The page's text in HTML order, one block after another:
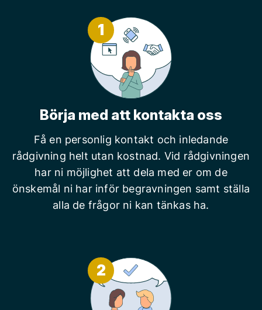
1
Börja med att kontakta oss
Få en personlig kontakt och inledande
rådgivning helt utan kostnad. Vid rådgivningen
har ni möjlighet att dela med er om de
önskemål ni har inför begravningen samt ställa
alla de frågor ni kan tänkas ha.
2